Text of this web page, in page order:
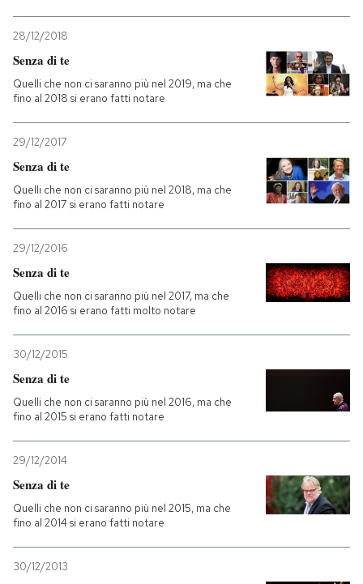
28/12/2018
Senza di te
Quelli che non ci saranno più nel 2019, ma che
fino al 2018 si erano fatti notare
29/12/2017
Senza di te
Quelli che non ci saranno più nel 2018, ma che
fino al 2017 si erano fatti notare
29/12/2016
Senza di te
Quelli che non ci saranno più nel 2017, ma che
fino al 2016 si erano fatti molto notare
30/12/2015
Senza di te
Quelli che non ci saranno più nel 2016, ma che
fino al 2015 si erano fatti notare
29/12/2014
Senza di te
Quelli che non ci saranno più nel 2015, ma che
fino al 2014 si erano fatti notare
30/12/2013